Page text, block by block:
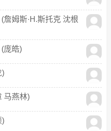
姆斯·H.斯托克 沈根
庞皓)
)
马燕林)
)